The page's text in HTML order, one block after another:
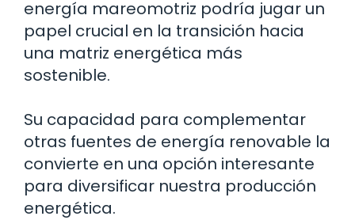
energía mareomotriz podría jugar un
papel crucial en la transición hacia
una matriz energética más
sostenible.
Su capacidad para complementar
otras fuentes de energía renovable la
convierte en una opción interesante
para diversificar nuestra producción
energética.